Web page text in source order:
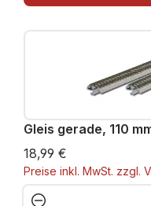
Gleis gerade, 110
18,99 €
Preise inkl. MwSt. zzgl.
Produkt